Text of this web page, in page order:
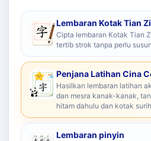
Lembaran Kotak Tian Zi
Cipta lembaran Kotak Tian
tertib strok tanpa perlu
Penjana Latihan Cina
Hasilkan lembaran latihan
dan mesra kanak-kanak,
hitam dahulu dan kotak
Lembaran pinyin